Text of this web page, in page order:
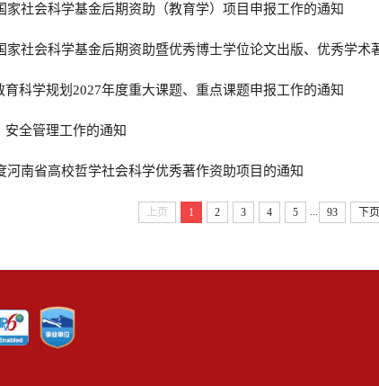
家社会科学基金后期资助（教育学）项目申报工作的通知
家社会科学基金后期资助暨优秀博士学位论文出版、优秀学术
育科学规划2027年度重大课题、重点课题申报工作的通知
安全管理工作的通知
河南省高校哲学社会科学优秀著作资助项目的通知
上页 1 2 3 4 5 93 下页